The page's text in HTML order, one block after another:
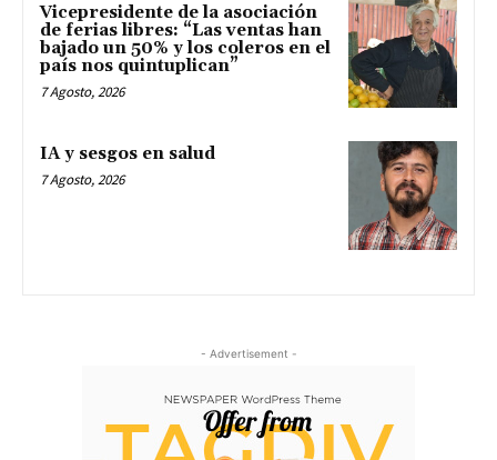
Vicepresidente de la asociación
de ferias libres: “Las ventas han
bajado un 50% y los coleros en el
país nos quintuplican”
7 Agosto, 2026
IA y sesgos en salud
7 Agosto, 2026
- Advertisement -